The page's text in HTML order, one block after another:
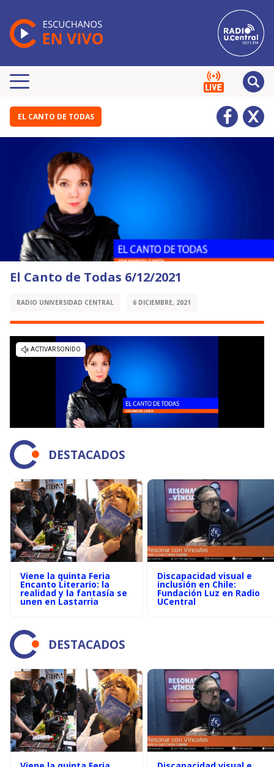
EL CANTO DE TODAS
El Canto de Todas 6/12/2021
RADIO UNIVERSIDAD CENTRAL 6 DICIEMBRE, 2021
DESTACADOS
Viene la quinta Feria
Encanto Literario: la
realidad y la fantasía se
unen en Lastarria
Discapacidad visual e
inclusión en Chile:
Fundación Luz en Radio
UCentral
DESTACADOS